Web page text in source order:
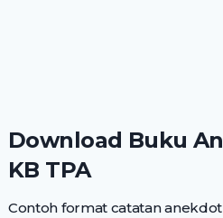
Download Buku
KB TPA
Contoh format catatan anekdot